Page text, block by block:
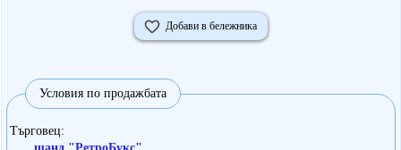
Добави в бележника
Условия по продажбата
Търговец